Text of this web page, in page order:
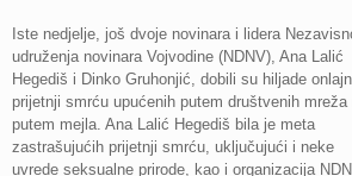
Iste nedjelje, još dvoje novinara i lidera
udruženja novinara Vojvodine (NDNV), Ana Lalić
Hegediš i Dinko Gruhonjić, dobili su hiljade onlajn
prijetnji smrću upućenih putem društvenih mreža
putem mejla. Ana Lalić Hegediš bila je meta
zastrašujućih prijetnji smrću, uključujući i neke
uvrede seksualne prirode, kao i organizacija